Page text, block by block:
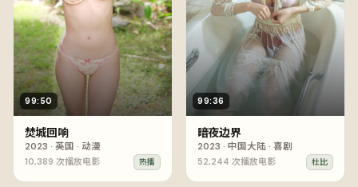
99:50
焚城回响
2023 · 英国 · 动漫
10,389 次播放电影 热播
99:36
暗夜边界
2023 · 中国大陆· 喜剧
52,244 次播放电影 杜比